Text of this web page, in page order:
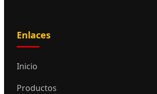
Enlaces
Inicio
Productos